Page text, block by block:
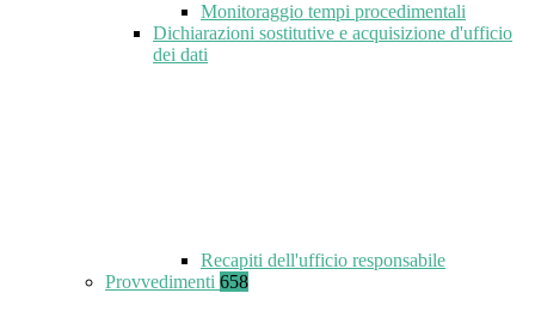
Monitoraggio tempi procedimentali
Dichiarazioni sostitutive e acquisizione d'ufficio
dei dati
Recapiti dell'ufficio responsabile
Provvedimenti 658